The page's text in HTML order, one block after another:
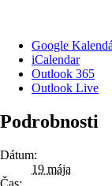
Google
iCalendar
Outlook 365
Outlook Live
Podrobnosti
Dátum:
19 mája